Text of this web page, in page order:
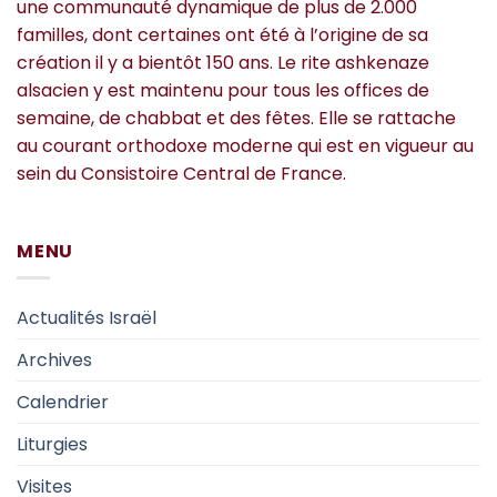
une communauté dynamique de plus de 2.000
familles, dont certaines ont été à l’origine de sa
création il y a bientôt 150 ans. Le rite ashkenaze
alsacien y est maintenu pour tous les offices de
semaine, de chabbat et des fêtes. Elle se rattache
au courant orthodoxe moderne qui est en vigueur au
sein du Consistoire Central de France.
MENU
Actualités Israël
Archives
Calendrier
Liturgies
Visites